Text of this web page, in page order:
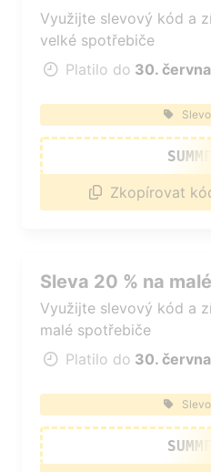
Využijte slevový kód a
velké spotřebiče
Platilo do 30.
Zkopírovat
Sleva 20 % na
Využijte slevový kód a
malé spotřebiče
Platilo do 30.